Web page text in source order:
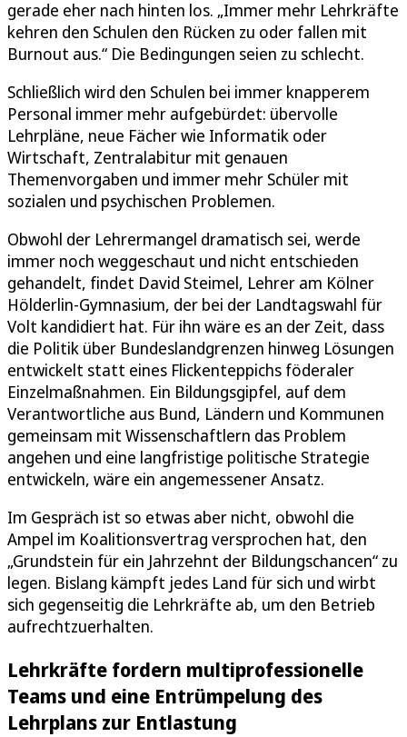
gerade eher nach hinten los. „Immer mehr Lehrkräfte
kehren den Schulen den Rücken zu oder fallen mit
Burnout aus.“ Die Bedingungen seien zu schlecht.
Schließlich wird den Schulen bei immer knapperem
Personal immer mehr aufgebürdet: übervolle
Lehrpläne, neue Fächer wie Informatik oder
Wirtschaft, Zentralabitur mit genauen
Themenvorgaben und immer mehr Schüler mit
sozialen und psychischen Problemen.
Obwohl der Lehrermangel dramatisch sei, werde
immer noch weggeschaut und nicht entschieden
gehandelt, findet David Steimel, Lehrer am Kölner
Hölderlin-Gymnasium, der bei der Landtagswahl für
Volt kandidiert hat. Für ihn wäre es an der Zeit, dass
die Politik über Bundeslandgrenzen hinweg Lösungen
entwickelt statt eines Flickenteppichs föderaler
Einzelmaßnahmen. Ein Bildungsgipfel, auf dem
Verantwortliche aus Bund, Ländern und Kommunen
gemeinsam mit Wissenschaftlern das Problem
angehen und eine langfristige politische Strategie
entwickeln, wäre ein angemessener Ansatz.
Im Gespräch ist so etwas aber nicht, obwohl die
Ampel im Koalitionsvertrag versprochen hat, den
„Grundstein für ein Jahrzehnt der Bildungschancen“ zu
legen. Bislang kämpft jedes Land für sich und wirbt
sich gegenseitig die Lehrkräfte ab, um den Betrieb
aufrechtzuerhalten.
Lehrkräfte fordern multiprofessionelle
Teams und eine Entrümpelung des
Lehrplans zur Entlastung